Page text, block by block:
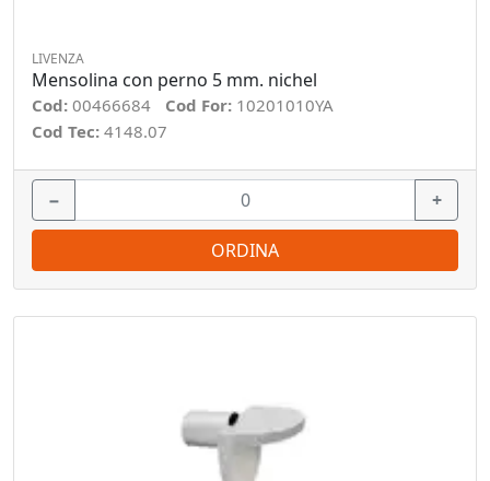
LIVENZA
Mensolina con perno 5 mm. nichel
Cod: 00466684 Cod For: 10201010YA
Cod Tec: 4148.07
− +
ORDINA